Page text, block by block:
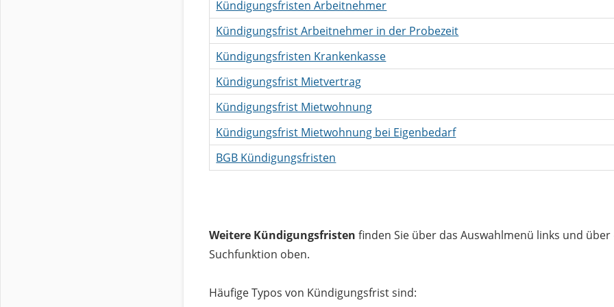
Kündigungsfristen Arbeitnehmer
Kündigungsfrist Arbeitnehmer in der Probezeit
Kündigungsfristen Krankenkasse
Kündigungsfrist Mietvertrag
Kündigungsfrist Mietwohnung
Kündigungsfrist Mietwohnung bei Eigenbedarf
BGB Kündigungsfristen
Weitere Kündigungsfristen finden Sie über das Auswahlmenü links und über
Suchfunktion oben.
Häufige Typos von Kündigungsfrist sind: